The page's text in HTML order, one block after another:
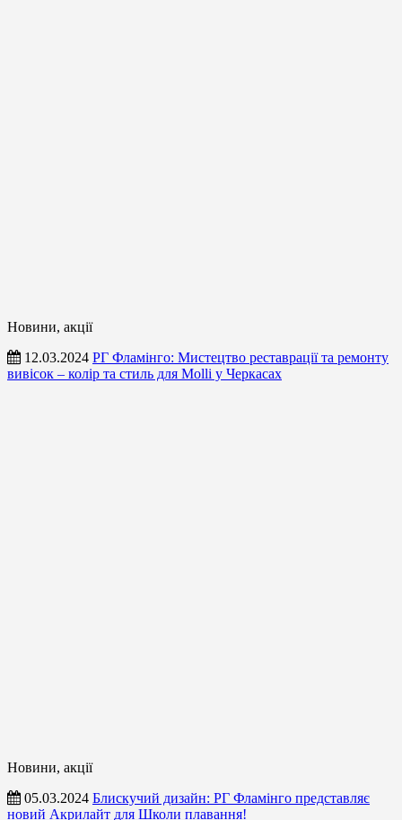
Новини, акції
12.03.2024 РГ Фламінго: Мистецтво реставрації та ремонту
вивісок – колір та стиль для Molli у Черкасах
Новини, акції
05.03.2024 Блискучий дизайн: РГ Фламінго представляє
новий Акрилайт для Школи плавання!